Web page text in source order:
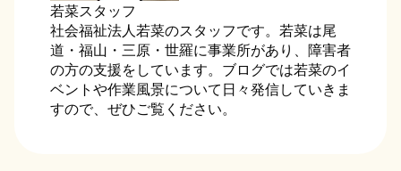
若菜スタッフ
社会福祉法人若菜のスタッフです。若菜は尾
道・福山・三原・世羅に事業所があり、障害者
の方の支援をしています。ブログでは若菜のイ
ベントや作業風景について日々発信していきま
すので、ぜひご覧ください。